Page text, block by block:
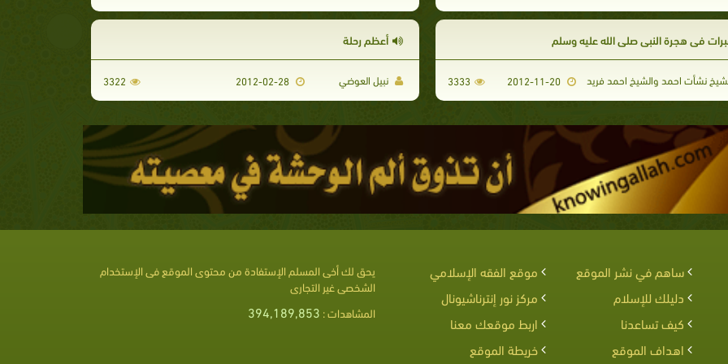
فى هجرة النبي صلى الله عليه وسلم
نشأت احمد والشيخ احمد فريد 3333
أعظم رحلة
نبيل العوضي 2012-02-28
3322
ساهم في نشر الموقع
موقع الفقه الإسلامي
دليلك للإسلام
مركز نور إنترناشيونال
كيف تساعدنا
اربط موقعك معنا
اهداف الموقع
خريطة الموقع
يحق لك أخى المسلم الإستفادة من محتوى الموقع فى الإستخدام
الشخصى غير التجارى
المشاهدات : 394,189,853